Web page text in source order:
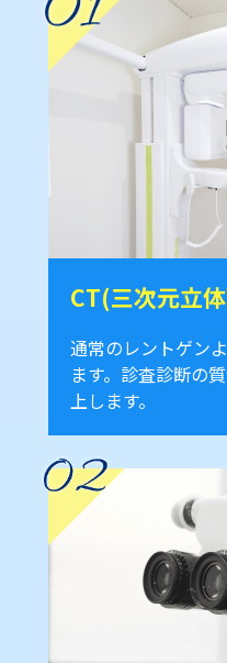
CT(三次元立
通常のレントゲン
ます。診査診断の
上します。